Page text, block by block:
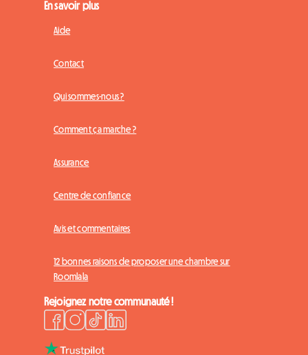
En savoir plus
Aide
Contact
Qui sommes-nous ?
Comment ça marche ?
Assurance
Centre de confiance
Avis et commentaires
12 bonnes raisons de proposer une chambre sur
Roomlala
Rejoignez notre communauté !